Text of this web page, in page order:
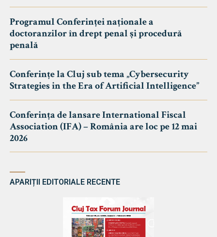
Programul Conferinței naționale a
doctoranzilor în drept penal și procedură
penală
Conferințe la Cluj sub tema „Cybersecurity
Strategies in the Era of Artificial Intelligence”
Conferința de lansare International Fiscal
Association (IFA) – România are loc pe 12 mai
2026
APARIȚII EDITORIALE RECENTE